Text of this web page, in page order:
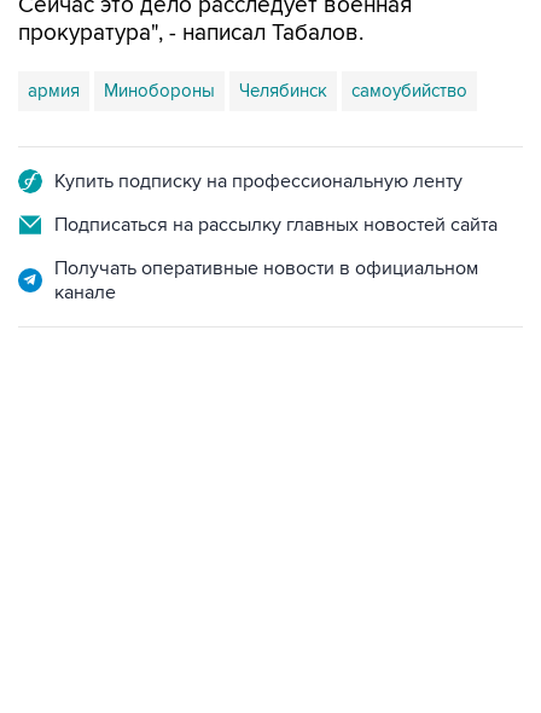
армия Минобороны Челябинск самоубийство
Подписаться на рассылку главных новостей сайта
Получать оперативные новости в официальном